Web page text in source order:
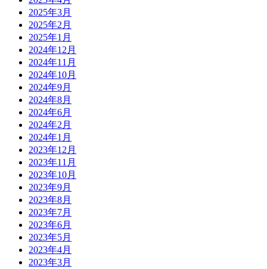
2025年3月
2025年2月
2025年1月
2024年12月
2024年11月
2024年10月
2024年9月
2024年8月
2024年6月
2024年2月
2024年1月
2023年12月
2023年11月
2023年10月
2023年9月
2023年8月
2023年7月
2023年6月
2023年5月
2023年4月
2023年3月